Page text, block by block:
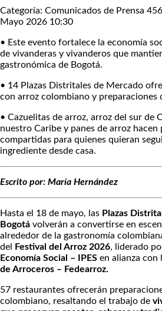
Categoría: Comunicados de Prensa
Mayo 2026 10:30
• Este evento fortalece la economía
de vivanderas y vivanderos que
gastronómica de Bogotá.
• 14 Plazas Distritales de Mercado
con arroz colombiano y preparaciones
• Cazuelitas de arroz, arroz del sur de
nuestro Caribe y panes de arroz hacen
compartidas para quienes quieran
ingrediente desde casa.
Escrito por: María Hernández
Hasta el 18 de mayo, las Plazas
Bogotá volverán a convertirse en
alrededor de la gastronomía
del
Festival del Arroz 2026, liderado
Economía Social – IPES en alianza con
de Arroceros – Fedearroz.
57 restaurantes ofrecerán
colombiano, resaltando el trabajo de